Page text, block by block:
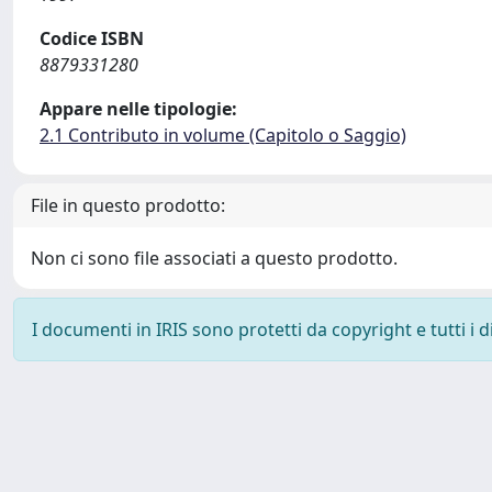
Codice ISBN
8879331280
Appare nelle tipologie:
2.1 Contributo in volume (Capitolo o Saggio)
File in questo prodotto:
Non ci sono file associati a questo prodotto.
I documenti in IRIS sono protetti da copyright e tutti i